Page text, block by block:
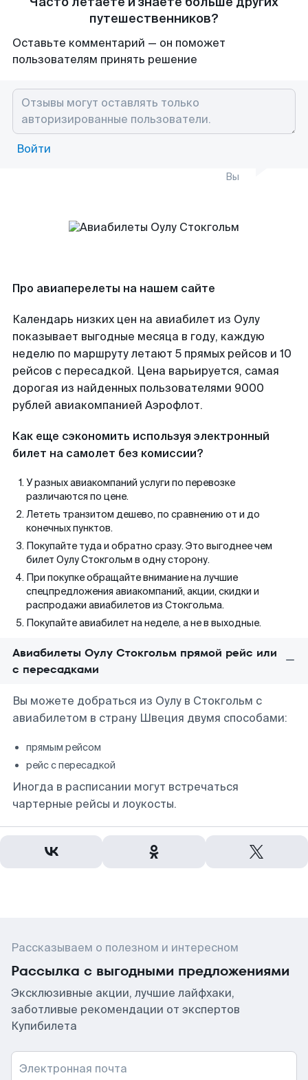
путешественников?
Оставьте комментарий — он поможет
пользователям принять решение
Войти
Вы
Про авиаперелеты на нашем сайте
Календарь низких цен на авиабилет из Оулу
показывает выгодные месяца в году, каждую
неделю по маршруту летают 5 прямых рейсов и 10
рейсов с пересадкой. Цена варьируется, самая
дорогая из найденных пользователями 9000
рублей авиакомпанией Аэрофлот.
Как еще сэкономить используя электронный
билет на самолет без комиссии?
У разных авиакомпаний услуги по перевозке
различаются по цене.
Лететь транзитом дешево, по сравнению от и до
конечных пунктов.
Покупайте туда и обратно сразу. Это выгоднее чем
билет Оулу Стокгольм в одну сторону.
При покупке обращайте внимание на лучшие
спецпредложения авиакомпаний, акции, скидки и
распродажи авиабилетов из Стокгольма.
Покупайте авиабилет на неделе, а не в выходные.
Авиабилеты Оулу Стокгольм прямой рейс или
с пересадками
Вы можете добраться из Оулу в Стокгольм с
авиабилетом в страну Швеция двумя способами:
прямым рейсом
рейс с пересадкой
Иногда в расписании могут встречаться
чартерные рейсы и лоукосты.
Рассказываем о полезном и интересном
Рассылка с выгодными предложениями
Эксклюзивные акции, лучшие лайфхаки,
заботливые рекомендации от экспертов
Купибилета
Электронная почта